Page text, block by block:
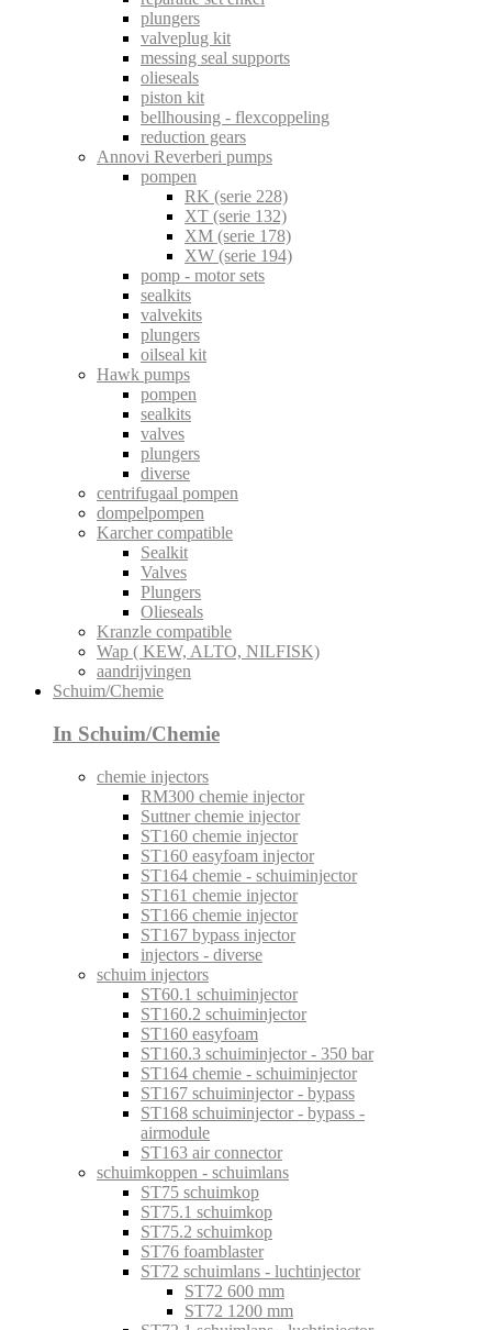
plungers
valveplug kit
messing seal supports
olieseals
piston kit
bellhousing - flexcoppeling
reduction gears
Annovi Reverberi pumps
pompen
RK (serie 228)
XT (serie 132)
XM (serie 178)
XW (serie 194)
pomp - motor sets
sealkits
valvekits
plungers
oilseal kit
Hawk pumps
pompen
sealkits
valves
plungers
diverse
centrifugaal pompen
dompelpompen
Karcher compatible
Sealkit
Valves
Plungers
Olieseals
Kranzle compatible
Wap ( KEW, ALTO, NILFISK)
aandrijvingen
Schuim/Chemie
In Schuim/Chemie
chemie injectors
RM300 chemie injector
Suttner chemie injector
ST160 chemie injector
ST160 easyfoam injector
ST164 chemie - schuiminjector
ST161 chemie injector
ST166 chemie injector
ST167 bypass injector
injectors - diverse
schuim injectors
ST60.1 schuiminjector
ST160.2 schuiminjector
ST160 easyfoam
ST160.3 schuiminjector - 350 bar
ST164 chemie - schuiminjector
ST167 schuiminjector - bypass
ST168 schuiminjector - bypass -
airmodule
ST163 air connector
schuimkoppen - schuimlans
ST75 schuimkop
ST75.1 schuimkop
ST75.2 schuimkop
ST76 foamblaster
ST72 schuimlans - luchtinjector
ST72 600 mm
ST72 1200 mm